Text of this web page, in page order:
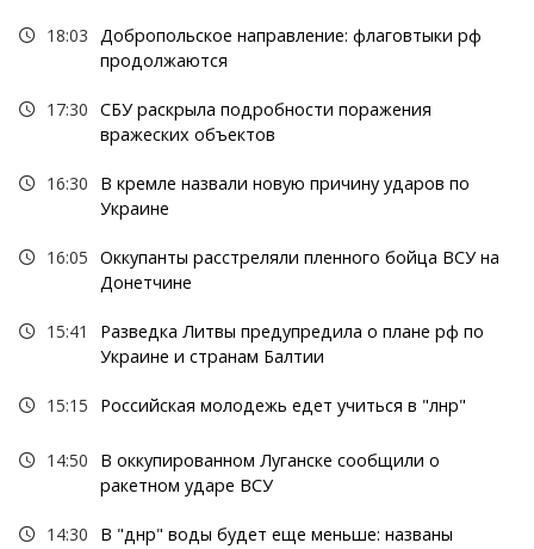
18:03 Добропольское направление: флаговтыки рф
продолжаются
17:30 СБУ раскрыла подробности поражения
вражеских объектов
16:30
В кремле назвали новую причину ударов по
Украине
16:05 Оккупанты расстреляли пленного бойца ВСУ на
Донетчине
15:41
Разведка Литвы предупредила о плане рф по
Украине и странам Балтии
15:15 Российская молодежь едет учиться в "лнр"
14:50
В оккупированном Луганске сообщили о
ракетном ударе ВСУ
14:30
В "днр" воды будет еще меньше: названы